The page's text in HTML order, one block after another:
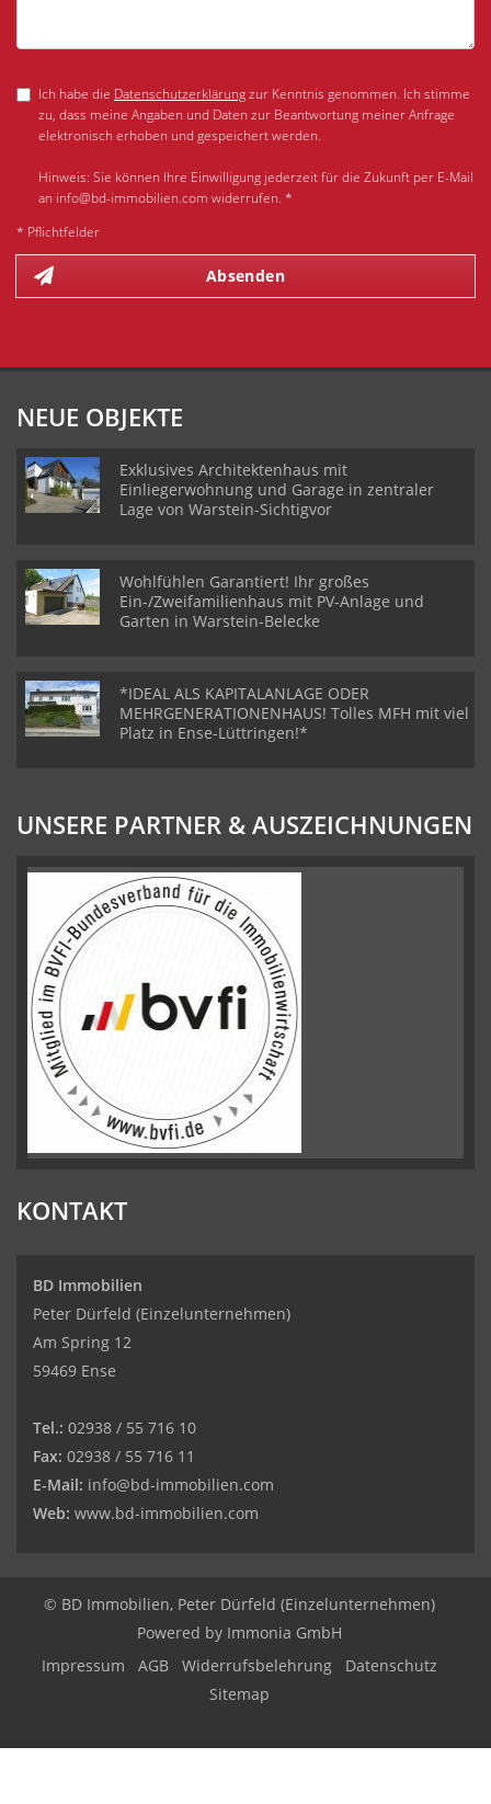
Ich habe die Datenschutzerklärungzur Kenntnis genommen. Ich stimme
zu, dass meine Angaben und Daten zur Beantwortung meiner Anfrage
elektronisch erhoben und gespeichert werden.
Hinweis: Sie können Ihre Einwilligung jederzeit für die Zukunft per E-Mail
an info@bd-immobilien.com widerrufen. *
* Pflichtfelder
Absenden
NEUE OBJEKTE
Exklusives Architektenhaus mit
Einliegerwohnung und Garage in zentraler
Lage von Warstein-Sichtigvor
Wohlfühlen Garantiert! Ihr großes
Ein-/Zweifamilienhaus mit PV-Anlage und
Garten in Warstein-Belecke
*IDEAL ALS KAPITALANLAGE ODER
MEHRGENERATIONENHAUS! Tolles MFH mit viel
Platz in Ense-Lüttringen!*
UNSERE PARTNER & AUSZEICHNUNGEN
KONTAKT
BD Immobilien
Peter Dürfeld (Einzelunternehmen)
Am Spring 12
59469 Ense
Tel.: 02938 / 55 716 10
Fax: 02938 / 55 716 11
E-Mail: info@bd-immobilien.com
Web: www.bd-immobilien.com
© BD Immobilien, Peter Dürfeld (Einzelunternehmen)
Powered by Immonia GmbH
Impressum
AGB Widerrufsbelehrung
Datenschutz
Sitemap